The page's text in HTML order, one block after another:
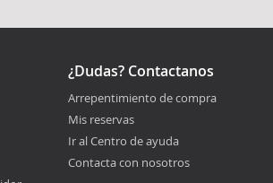
¿Dudas? Contactanos
Arrepentimiento de compra
Mis reservas
Ir al Centro de ayuda
Contacta con nosotros